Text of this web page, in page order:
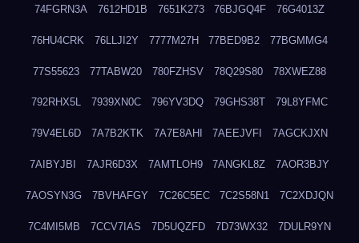
74FGRN3A 7612HD1B 7651K273 76BJGQ4F 76G4013Z
76HU4CRK 76LLJI2Y 7777M27H 77BED9B2 77BGMMG4
77S55623 77TABW20 780FZHSV 78Q29S80 78XWEZ88
792RHX5L 7939XN0C 796YV3DQ 79GHS38T 79L8YFMC
79V4EL6D 7A7B2KTK 7A7E8AHI 7AEEJVFI 7AGCKJXN
7AIBYJBI 7AJR6D3X 7AMTLOH9 7ANGKL8Z 7AOR3BJY
7AOSYN3G 7BVHAFGY 7C26C5EC 7C2S58N1 7C2XDJQN
7C4MI5MB 7CCV7IAS 7D5UQZFD 7D73WX32 7DULR9YN